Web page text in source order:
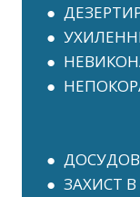
●
● УХИЛЕННІ
●
●
●
● ЗАХИСТ В